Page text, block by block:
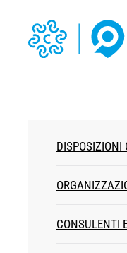
DISPOSIZIONI
CONSULENTI